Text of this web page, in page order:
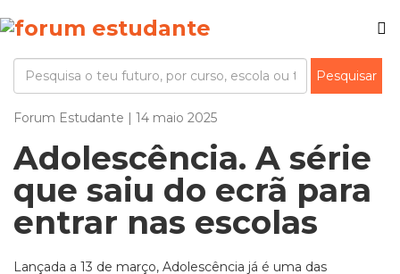
Forum Estudante | 14 maio 2025
Adolescência. A série
que saiu do ecrã para
entrar nas escolas
Lançada a 13 de março, Adolescência já é uma das